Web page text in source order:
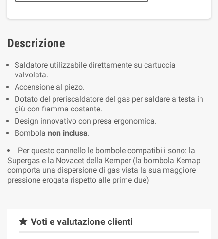
Descrizione
Saldatore utilizzabile direttamente su cartuccia
valvolata.
Accensione al piezo.
Dotato del preriscaldatore del gas per saldare a testa in
giù con fiamma costante.
Design innovativo con presa ergonomica.
Bombola non inclusa.
Per questo cannello le bombole compatibili sono: la
Supergas e la Novacet della Kemper (la bombola Kemap
comporta una dispersione di gas vista la sua maggiore
pressione erogata rispetto alle prime due)
Voti e valutazione clienti